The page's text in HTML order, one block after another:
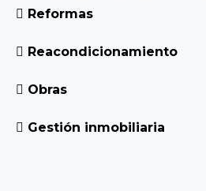
Reformas
Reacondicionamiento
Obras
Gestión inmobiliaria